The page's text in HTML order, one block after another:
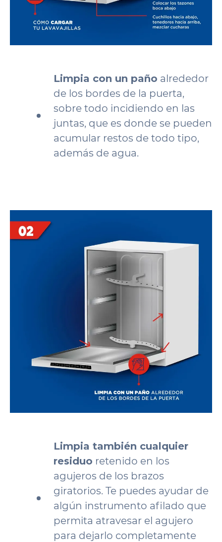
Limpia con un paño alrededor
de los bordes de la puerta,
sobre todo incidiendo en las
juntas, que es donde se pueden
acumular restos de todo tipo,
además de agua.
Limpia también cualquier
residuo retenido en los
agujeros de los brazos
giratorios. Te puedes ayudar de
algún instrumento afilado que
permita atravesar el agujero
para dejarlo completamente